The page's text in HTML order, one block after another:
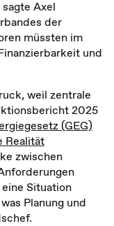
Axel
der
müssten im
und
weil zentrale
2025
(GEG)
Realität
zwischen
Situation
Planung und